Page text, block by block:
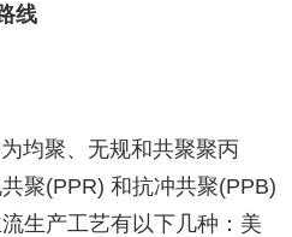
线
均聚、无规和共聚聚丙
聚(PPR) 和抗冲共聚(PPB)
生产工艺有以下几种：美